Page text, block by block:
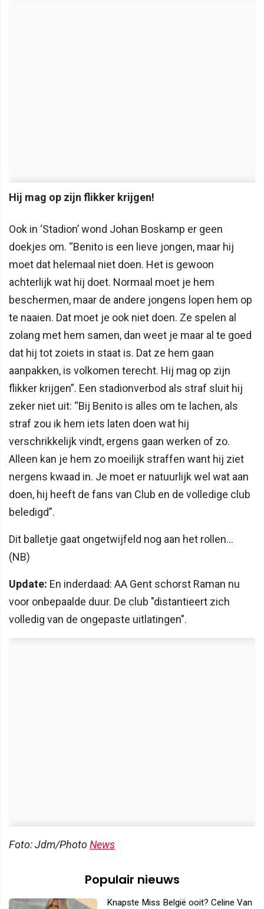
Hij mag op zijn flikker krijgen!
Ook in ‘Stadion’ wond Johan Boskamp er geen
doekjes om. “Benito is een lieve jongen, maar hij
moet dat helemaal niet doen. Het is gewoon
achterlijk wat hij doet. Normaal moet je hem
beschermen, maar de andere jongens lopen hem op
te naaien. Dat moet je ook niet doen. Ze spelen al
zolang met hem samen, dan weet je maar al te goed
dat hij tot zoiets in staat is. Dat ze hem gaan
aanpakken, is volkomen terecht. Hij mag op zijn
flikker krijgen”. Een stadionverbod als straf sluit hij
zeker niet uit: “Bij Benito is alles om te lachen, als
straf zou ik hem iets laten doen wat hij
verschrikkelijk vindt, ergens gaan werken of zo.
Alleen kan je hem zo moeilijk straffen want hij ziet
nergens kwaad in. Je moet er natuurlijk wel wat aan
doen, hij heeft de fans van Club en de volledige club
beledigd”.
Dit balletje gaat ongetwijfeld nog aan het rollen...
(NB)
Update: En inderdaad: AA Gent schorst Raman nu
voor onbepaalde duur. De club "distantieert zich
volledig van de ongepaste uitlatingen".
Foto: Jdm/PhotoNews
Populair nieuws
Knapste Miss België ooit? Celine Van